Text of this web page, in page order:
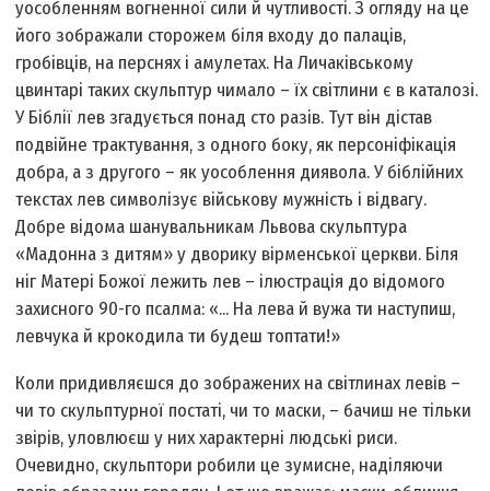
уособленням вогненної сили й чутливості. З огляду на це
його зображали сторожем біля входу до палаців,
гробівців, на перснях і амулетах. На Личаківському
цвинтарі таких скульптур чимало – їх світлини є в каталозі.
У Біблії лев згадується понад сто разів. Тут він дістав
подвійне трактування, з одного боку, як персоніфікація
добра, а з другого – як уособлення диявола. У біблійних
текстах лев символізує військову мужність і відвагу.
Добре відома шанувальникам Львова скульптура
«Мадонна з дитям» у дворику вірменської церкви. Біля
ніг Матері Божої лежить лев – ілюстрація до відомого
захисного 90-го псалма: «... На лева й вужа ти наступиш,
левчука й крокодила ти будеш топтати!»
Коли придивляєшся до зображених на світлинах левів –
чи то скульптурної постаті, чи то маски, – бачиш не тільки
звірів, уловлюєш у них характерні людські риси.
Очевидно, скульптори робили це зумисне, наділяючи